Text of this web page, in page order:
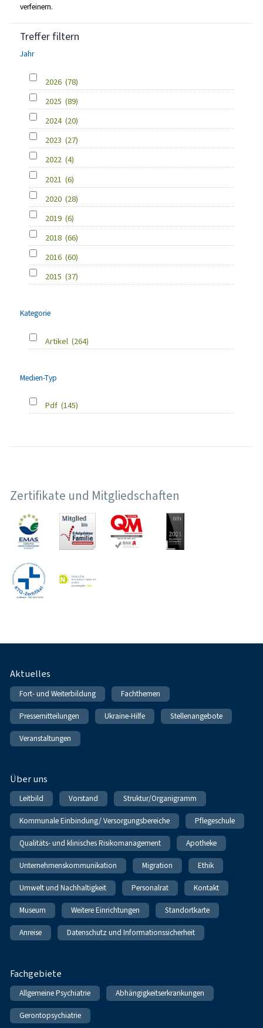
verfeinern.
Treffer filtern
Jahr
2026 (78)
2025 (89)
2024 (20)
2023 (27)
2022 (4)
2021 (6)
2020 (28)
2019 (6)
2018 (66)
2016 (60)
2015 (37)
Kategorie
Artikel (264)
Medien-Typ
Pdf (145)
Zertifikate und Mitgliedschaften
Fußnavigation
Aktuelles
Fort- und Weiterbildung Fachthemen
Pressemitteilungen Ukraine-Hilfe Stellenangebote
Veranstaltungen
Über uns
Leitbild Vorstand Struktur/Organigramm
Kommunale Einbindung/ Versorgungsbereiche Pflegeschule
Qualitäts- und klinisches Risikomanagement Apotheke
Unternehmenskommunikation Migration Ethik
Umwelt und Nachhaltigkeit Personalrat Kontakt
Museum Weitere Einrichtungen Standortkarte
Anreise Datenschutz und Informationssicherheit
Fachgebiete
Allgemeine Psychiatrie Abhängigkeitserkrankungen
Gerontopsychiatrie